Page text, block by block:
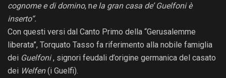
cognome e di domino, ne la gran casa de’ Guelfoni è
inserto“.
Con questi versi dal Canto Primo della “Gerusalemme
liberata”, Torquato Tasso fa riferimento alla nobile famiglia
dei Guelfoni, signori feudali d’origine germanica del casato
dei Welfen(i Guelfi).